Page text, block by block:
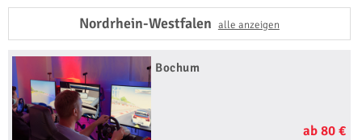
Nordrhein-Westfalen alle anzeigen
Bochum
ab 80 €